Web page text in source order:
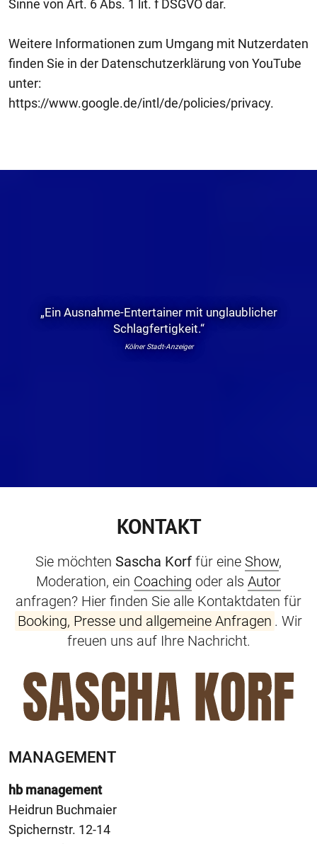
Sinne von Art. 6 Abs. 1 lit. f DSGVO dar.
Weitere Informationen zum Umgang mit Nutzerdaten
finden Sie in der Datenschutzerklärung von YouTube
unter:
https://www.google.de/intl/de/policies/privacy.
„Ein Ausnahme-Entertainer mit unglaublicher
Schlagfertigkeit.“
Kölner Stadt-Anzeiger
KONTAKT
Sie möchten Sascha Korf für eine Show,
Moderation, ein Coaching oder als Autor
anfragen? Hier finden Sie alle Kontaktdaten für
Booking, Presse und allgemeine Anfragen . Wir
freuen uns auf Ihre Nachricht.
MANAGEMENT
hb management
Heidrun Buchmaier
Spichernstr. 12-14